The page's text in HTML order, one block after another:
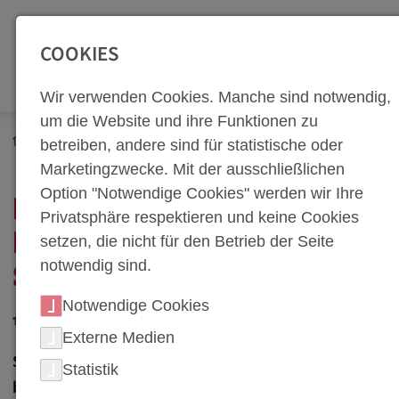
Zur Top Navigation springen [Alt+1]Zur Hauptnavigation
Newsroom
Neuigkeiten
Kluge Fragen, die du im Jobinterview stellen solltest
KLUGE FRAGEN, DIE DU
IM JOBINTERVIEW
STELLEN SOLLTEST
19. August 2024
Stelle die richtigen Fragen und hinterlasse einen
bleibenden Eindruck im Bewerbungsgespräch!
COOKIES
Wir verwenden Cookies. Manche sind notwendig,
um die Website und ihre Funktionen zu
betreiben, andere sind für statistische oder
Marketingzwecke. Mit der ausschließlichen
Option "Notwendige Cookies" werden wir Ihre
Privatsphäre respektieren und keine Cookies
setzen, die nicht für den Betrieb der Seite
notwendig sind.
Notwendige Cookies
Externe Medien
Statistik